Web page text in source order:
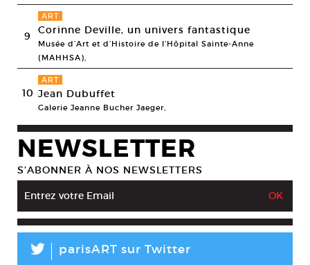
9
ART
Corinne Deville, un univers fantastique
Musée d’Art et d’Histoire de l’Hôpital Sainte-Anne
(MAHHSA),
10
ART
Jean Dubuffet
Galerie Jeanne Bucher Jaeger,
NEWSLETTER
S’ABONNER À NOS NEWSLETTERS
L parisART sur Twitter